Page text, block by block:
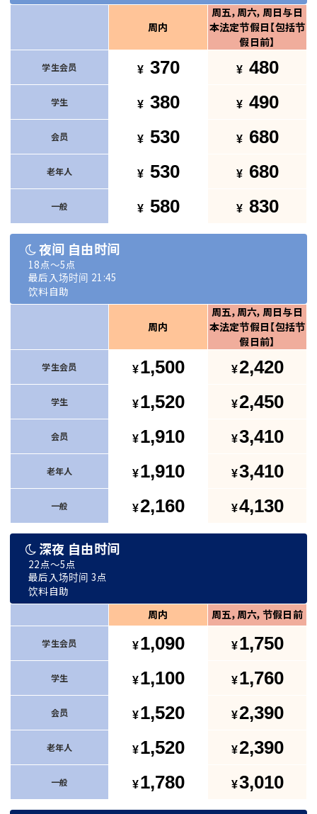
周内
周五，周六，周日与日
本法定节假日【包括节
假日前】
学生会员 370 480
学生 380 490
会员 530 680
老年人 530 680
一般 580 830
夜间 自由时间
18点～5点
最后入场时间 21:45
饮料自助
周内
周五，周六，周日与日
本法定节假日【包括节
假日前】
学生会员 1,500 2,420
学生 1,520 2,450
会员 1,910 3,410
老年人 1,910 3,410
一般 2,160 4,130
深夜 自由时间
22点～5点
最后入场时间 3点
饮料自助
周内
周五，周六，节假日前
学生会员 1,090 1,750
学生 1,100 1,760
会员 1,520 2,390
老年人 1,520 2,390
一般 1,780 3,010